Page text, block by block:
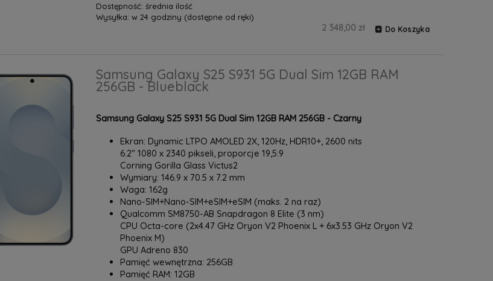
Dostępność: średnia ilość
Wysyłka: w 24 godziny (dostępne od ręki)
2 348,00 zł Do Koszyka
Samsung Galaxy S25 S931 5G Dual Sim 12GB RAM
256GB - Blueblack
Samsung Galaxy S25 S931 5G Dual Sim 12GB RAM 256GB - Czarny
Ekran: Dynamic LTPO AMOLED 2X, 120Hz, HDR10+, 2600 nits
6.2" 1080 x 2340 pikseli, proporcje 19,5:9
Corning Gorilla Glass Victus2
Wymiary: 146.9 x 70.5 x 7.2 mm
Waga: 162g
Nano-SIM+Nano-SIM+eSIM+eSIM (maks. 2 na raz)
Qualcomm SM8750-AB Snapdragon 8 Elite (3 nm)
CPU Octa-core (2x4.47 GHz Oryon V2 Phoenix L + 6x3.53 GHz Oryon V2
Phoenix M)
GPU Adreno 830
Pamięć wewnętrzna: 256GB
Pamięć RAM: 12GB